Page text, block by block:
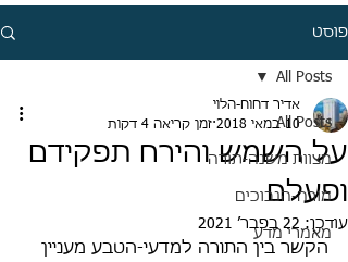
פוסט
All Posts
מצוות משנה-תורה
מורה-הנבוכים
מאמרי מדע
All Posts
על השמש והירח תפקידם
ופעלם
אדיר דחוח-הלוי
10 במאי 2018
זמן קריאה 4 דקות
עודכן: 22 בפבר׳ 2021
הקשר בין התורה למדעי-הטבע מעניין